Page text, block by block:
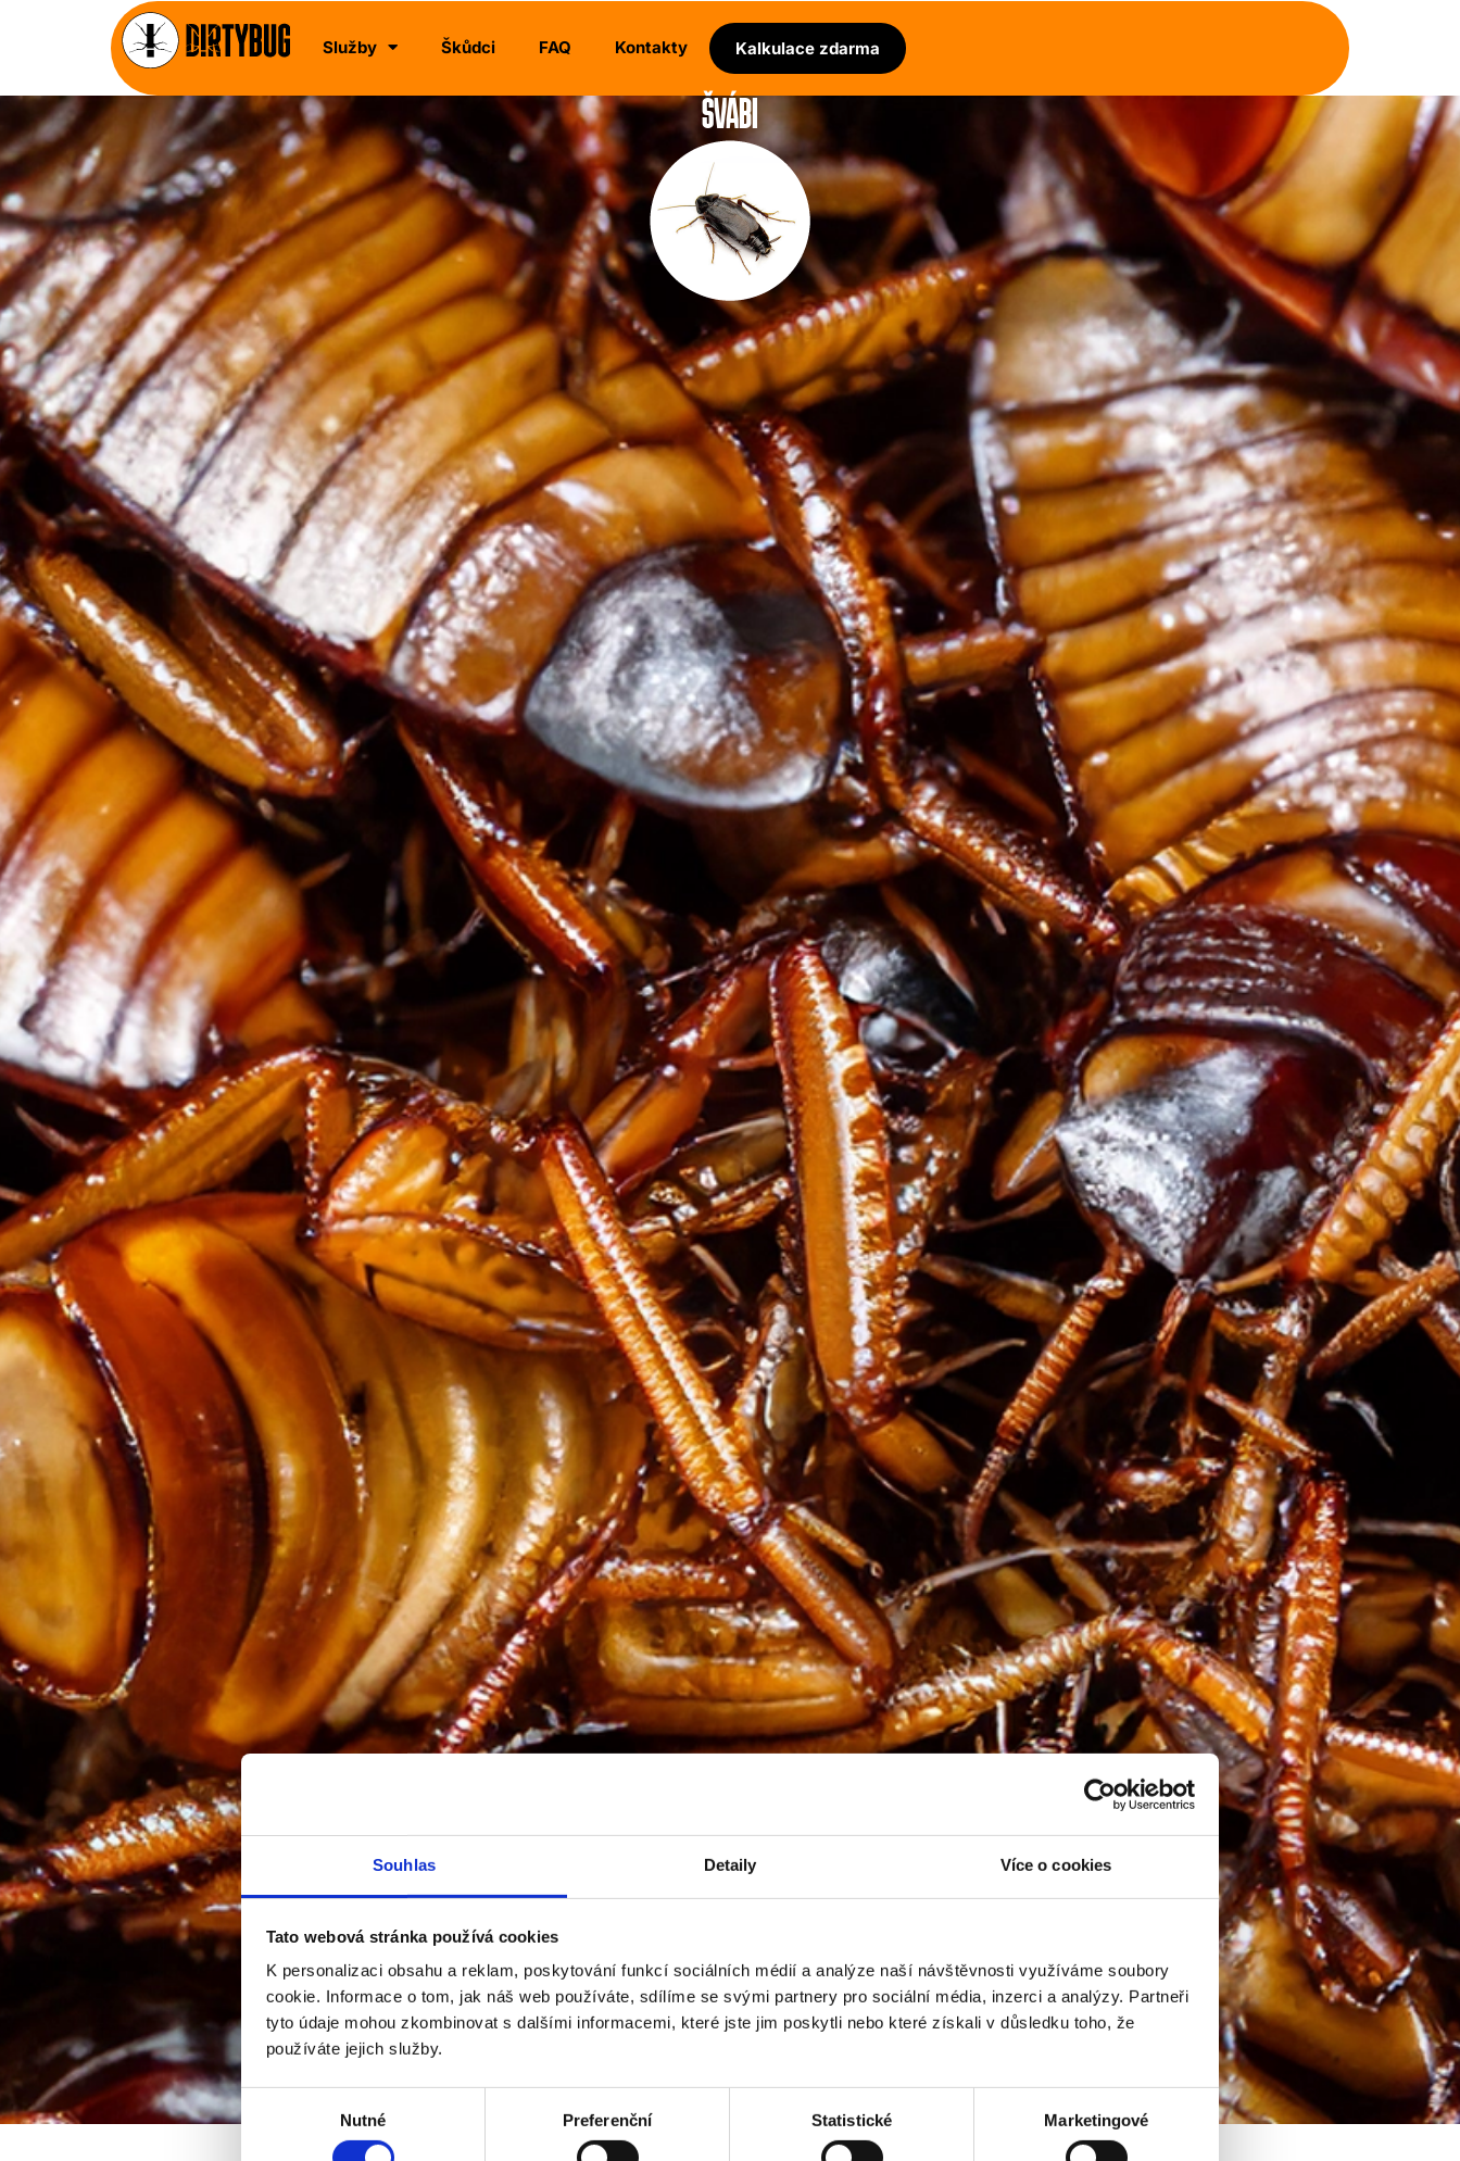
Souhlas Detaily Více o cookies
Tato webová stránka používá cookies
K personalizaci obsahu a reklam, poskytování funkcí sociálních médií a analýze naší návštěvnosti využíváme soubory
cookie. Informace o tom, jak náš web používáte, sdílíme se svými partnery pro sociální média, inzerci a analýzy. Partneři
tyto údaje mohou zkombinovat s dalšími informacemi, které jste jim poskytli nebo které získali v důsledku toho, že
používáte jejich služby.
Výběr
souhlasu
Nutné Preferenční Statistické Marketingové
Služby Škůdci FAQ Kontakty Kalkulace zdarma
ŠVÁBI